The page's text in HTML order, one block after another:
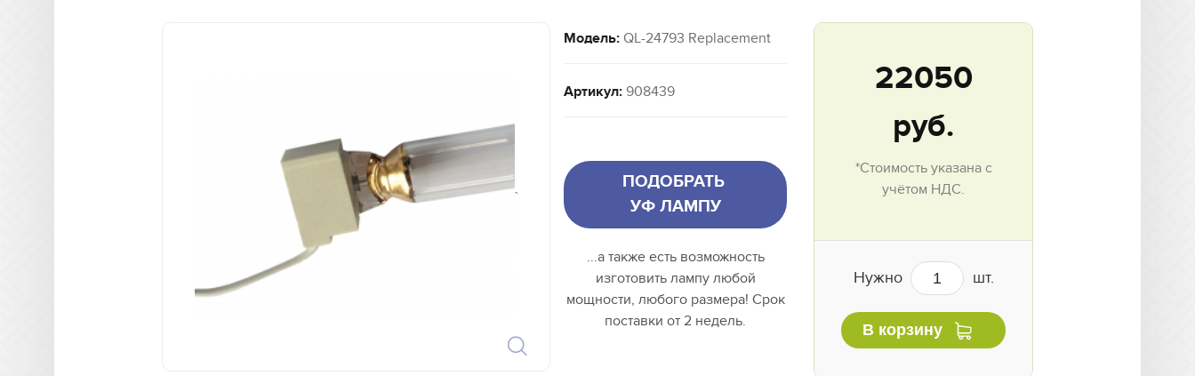
`
Модель: QL-24793 Replacement
Артикул: 908439
ПОДОБРАТЬ
УФ ЛАМПУ
...а также есть возможность
изготовить лампу любой
мощности, любого размера! Срок
поставки от 2 недель.
22050
руб.
*Стоимость указана с
учётом НДС.
Нужно шт.
В корзину